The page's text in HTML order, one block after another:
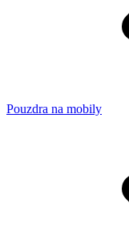
Pouzdra na mobily